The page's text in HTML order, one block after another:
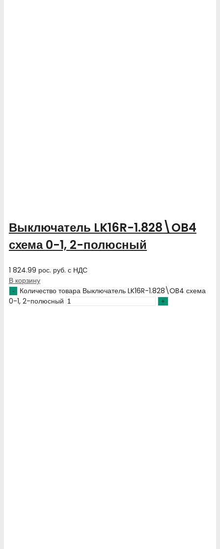
Выключатель LK16R-1.828\OB4
схема 0-1, 2-полюсный
1 824.99 рос. руб. с НДС
В корзину
Количество товара Выключатель LK16R-1.828\OB4 схема
0-1, 2-полюсный